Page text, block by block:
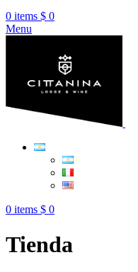
0 items $ 0
Menu
0 items $ 0
Tienda